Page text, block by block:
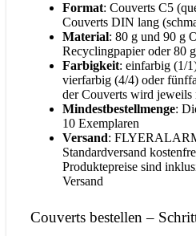
Format: Couverts C5
Couverts DIN lang
Material: 80 g und 90 g
Recyclingpapier oder 80
Farbigkeit: einfarbig (1/
vierfarbig (4/4) oder
der Couverts wird jeweils
Mindestbestellmenge:
10 Exemplaren
Versand:
Standardversand
Produktepreise sind
Versand
Couverts bestellen –